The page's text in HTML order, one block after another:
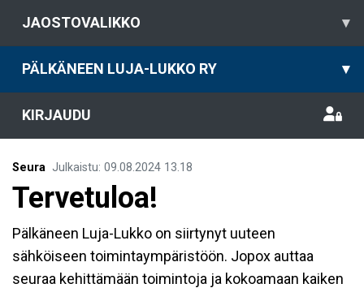
JAOSTOVALIKKO ▾
PÄLKÄNEEN LUJA-LUKKO RY ▾
KIRJAUDU
Seura Julkaistu: 09.08.2024 13.18
Tervetuloa!
Pälkäneen Luja-Lukko on siirtynyt uuteen
sähköiseen toimintaympäristöön. Jopox auttaa
seuraa kehittämään toimintoja ja kokoamaan kaiken